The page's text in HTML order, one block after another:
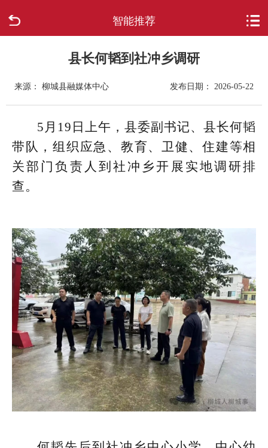
智能推荐
新闻中心
政府信息公开
网上办事
互动回应
县长何韬到社冲乡调研
来源： 柳城县融媒体中心 发布日期： 2026-05-22
5月19日上午，县委副书记、县长何韬
带队，组织应急、教育、卫健、住建等相
关部门负责人到社冲乡开展实地调研排
查。